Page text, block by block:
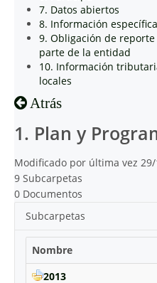
7. Datos abiertos
8. Información
9. Obligación de
parte de la entidad
10. Información
locales
Atrás
1. Plan y
Modificado por última vez 29/
9 Subcarpetas
0 Documentos
Subcarpetas
Nombre
2013